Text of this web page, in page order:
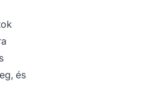
és